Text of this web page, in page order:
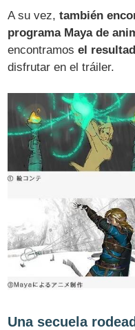
A su vez,también
programa Maya de
encontramosel
disfrutar en el tráiler.
Una secuela